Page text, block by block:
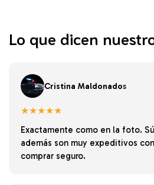
Lo que dicen
Cristina Maldonados
★★★★★
Exactamente como en la foto.
además son muy expeditivos
comprar seguro.